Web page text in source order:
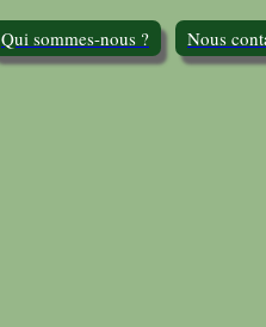
Qui sommes-nous ? Nous